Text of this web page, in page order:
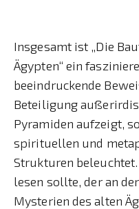
Insgesamt ist „Die
Ägypten“ ein
beeindruckende
Beteiligung
Pyramiden aufzeigt,
spirituellen und
Strukturen
lesen sollte, der an
Mysterien des alten